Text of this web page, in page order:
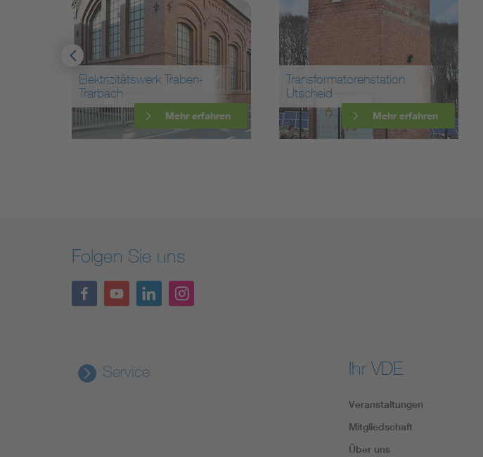
Elektrizitätswerk Traben-
Trarbach
Mehr erfahren
Transformatorenstation
Utscheid
Mehr erfahren
Folgen Sie uns
Service Ihr VDE
Veranstaltungen
Mitgliedschaft
Über uns